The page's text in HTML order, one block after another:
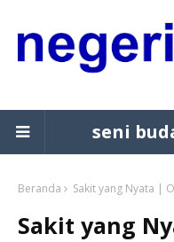
seni
Beranda Sakit yang Nyata |
Sakit yang